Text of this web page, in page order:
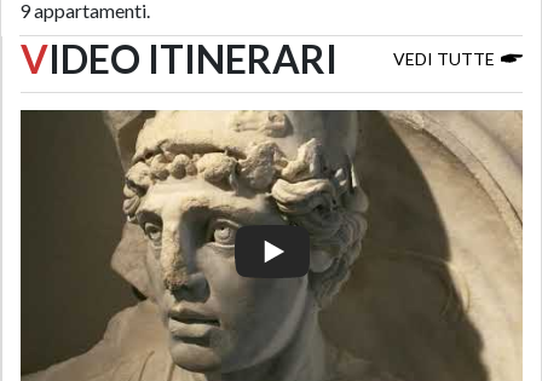
9 appartamenti.
VIDEO ITINERARI VEDI TUTTE